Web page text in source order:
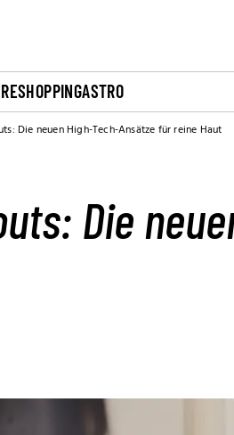
SHOPPINGASTRO
Die neuen High-Tech-Ansätze für reine Haut
Die